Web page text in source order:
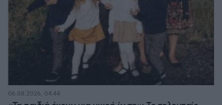
06.08.2026, 04:44